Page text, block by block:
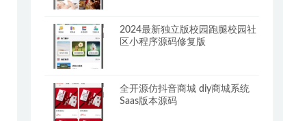
2024最新独立版校园跑腿校园社
区小程序源码修复版
全开源仿抖音商城 diy商城系统
Saas版本源码